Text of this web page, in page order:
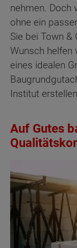
nehmen. Doch
ohne ein
Sie bei Town &
Wunsch helfen
eines idealen
Institut
Auf Gutes